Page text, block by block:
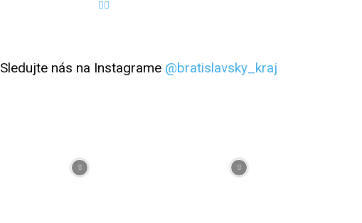
Sledujte nás na Instagrame @bratislavsky_kraj